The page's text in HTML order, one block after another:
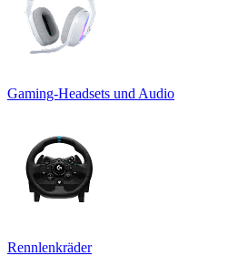
Gaming-Headsets und Audio
Rennlenkräder